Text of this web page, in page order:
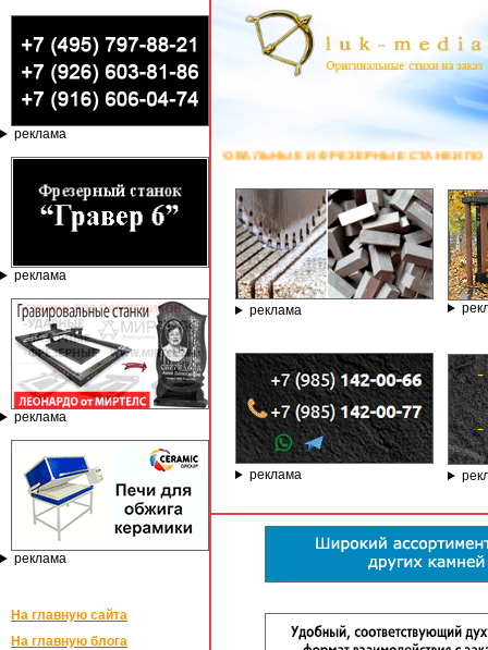
реклама
реклама
реклама
реклама
На главную сайта
На главную блога
И ФРЕЗЕРНЫЕ СТАНКИ ПО КАМНЮ ОТ КОМПАНИИ ГРАВЁР
реклама
реклама